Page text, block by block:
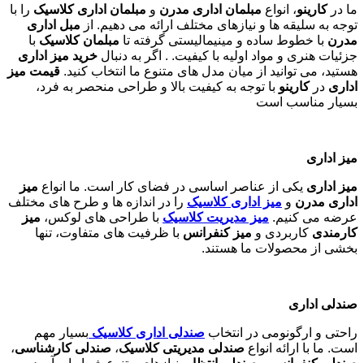
ما درکارینو، انواع مبلمان اداری مدرن و مبلمان اداری کلاسیک را با
توجه به سلیقه ها و نیازهای مختلف ارائه می دهیم. از مبل اداری
مدرن با خطوط ساده و مینیمالیستی گرفته تا مبلمان کلاسیک با
جزئیات هنری و مواد اولیه با کیفیت. . اگر به دنبال خرید میز اداری
هستید، می توانید از میان مدل های متنوع ما انتخاب کنید. قیمت میز
اداری درکارینو با توجه به کیفیت بالا و طراحی منحصر به فرد،
بسیار مناسب است
میز اداری
میز اداری یکی از عناصر اساسی در فضای کار است. ما انواع میز
اداری مدرن و میز اداری کلاسیک را در اندازه ها و طرح های مختلف
عرضه می کنیم. میز مدیریت کلاسیک با طراحی های لوکس، میز
کارمندی کاربردی و میز کنفرانس با ظرفیت های متفاوت، تنها
بخشی از محصولات ما هستند.
صندلی اداری
راحتی و ارگونومی در انتخاب صندلی اداری کلاسیک بسیار مهم
است. ما با ارائه انواع صندلی مدیریتی کلاسیک، صندلی کارشناسی،